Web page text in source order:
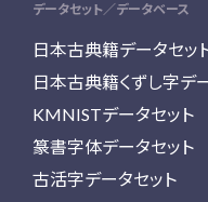
データセット／データベース
日本古典籍データセッ
日本古典籍くずし字デ
KMNISTデータセット
篆書字体データセット
古活字データセット